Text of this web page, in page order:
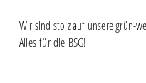
Wir sind stolz auf unsere grün-
Alles für die BSG!